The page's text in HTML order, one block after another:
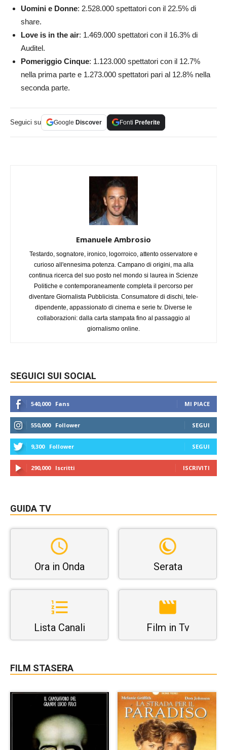
Uomini e Donne: 2.528.000 spettatori con il 22.5% di
share.
Love is in the air: 1.469.000 spettatori con il 16.3% di
Auditel.
Pomeriggio Cinque: 1.123.000 spettatori con il 12.7%
nella prima parte e 1.273.000 spettatori pari al 12.8% nella
seconda parte.
Seguici su Google Discover Fonti Preferite
Emanuele Ambrosio
Testardo, sognatore, ironico, logorroico, attento osservatore e
curioso all'ennesima potenza. Campano di origini, ma alla
continua ricerca del suo posto nel mondo si laurea in Scienze
Politiche e contemporaneamente completa il percorso per
diventare Giornalista Pubblicista. Consumatore di dischi, tele-
dipendente, appassionato di cinema e serie tv. Diverse le
collaborazioni: dalla carta stampata fino al passaggio al
giornalismo online.
SEGUICI SUI SOCIAL
540,000 Fans MI PIACE
550,000 Follower SEGUI
9,300 Follower SEGUI
290,000 Iscritti ISCRIVITI
GUIDA TV
Ora in Onda Serata
Lista Canali Film in Tv
FILM STASERA